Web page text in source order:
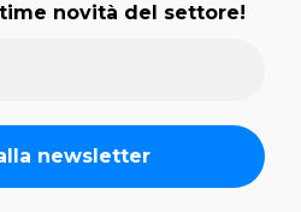
novità del settore!